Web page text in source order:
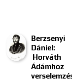
Berzsenyi
Dániel:
Horváth
Ádámhoz